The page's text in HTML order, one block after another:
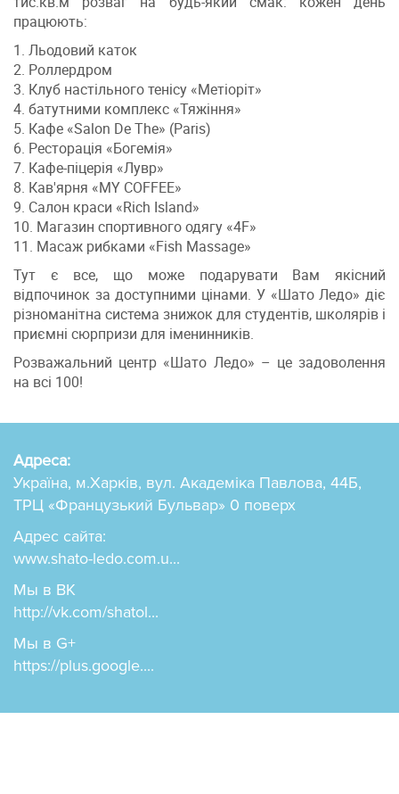
працюють:
1. Льодовий каток
2. Роллердром
3. Клуб настільного тенісу «Метіоріт»
4. батутними комплекс «Тяжіння»
5. Кафе «Salon De The» (Paris)
6. Ресторація «Богемія»
7. Кафе-піцерія «Лувр»
8. Кав'ярня «MY COFFEE»
9. Салон краси «Rich Island»
10. Магазин спортивного одягу «4F»
11. Масаж рибками «Fish Massage»
Тут є все, що може подарувати Вам якісний
відпочинок за доступними цінами. У «Шато Ледо» діє
різноманітна система знижок для студентів, школярів і
приємні сюрпризи для іменинників.
Розважальний центр «Шато Ледо» – це задоволення
на всі 100!
Адреса:
Україна, м.Харків, вул. Академіка Павлова, 44Б,
ТРЦ «Французький Бульвар» 0 поверх
Адрес сайта:
www.shato-ledo.com.u...
Мы в ВК
http://vk.com/shatol...
Мы в G+
https://plus.google....